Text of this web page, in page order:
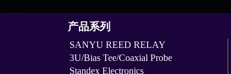
产品系列
SANYU REED RELAY
3U/Bias Tee/Coaxial Probe
Standex Electronics